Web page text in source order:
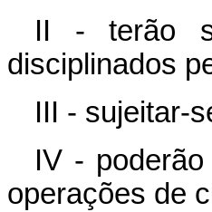
II - terão
disciplinados
III - sujeitar-
IV -
operações de